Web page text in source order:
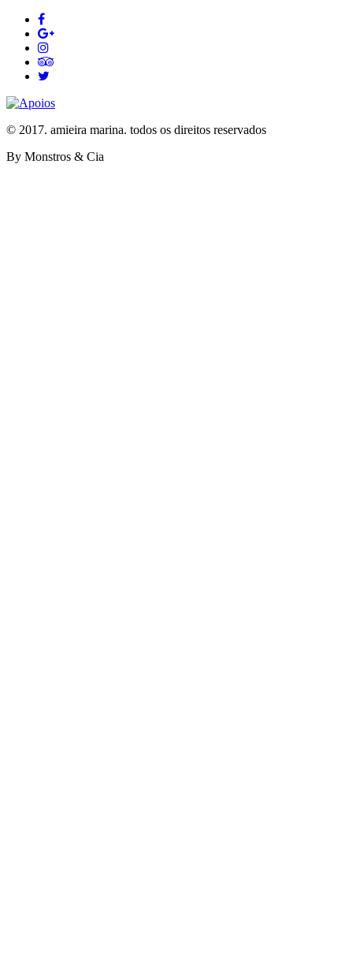
© 2017. amieira marina. todos os direitos reservados
By Monstros & Cia